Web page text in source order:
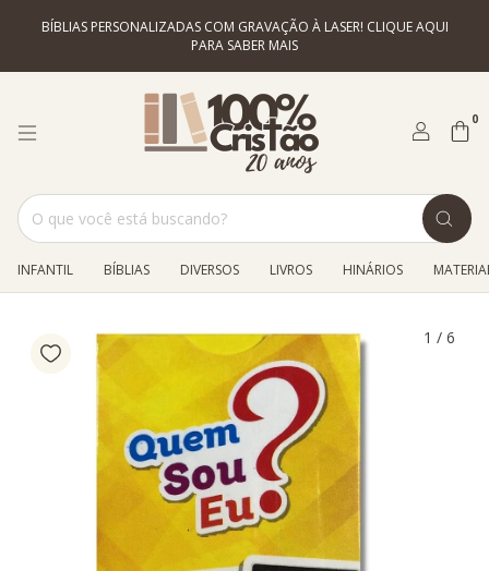
BÍBLIAS PERSONALIZADAS COM GRAVAÇÃO À LASER! CLIQUE AQUI
PARA SABER MAIS
0
INFANTIL BÍBLIAS DIVERSOS LIVROS HINÁRIOS
1 / 6